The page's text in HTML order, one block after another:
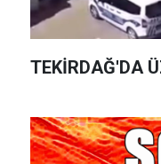
TEKİRDAĞ'DA